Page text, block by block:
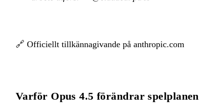
🔗 Officiellt tillkännagivande på anthropic.com
Varför Opus 4.5 förändrar spelplanen